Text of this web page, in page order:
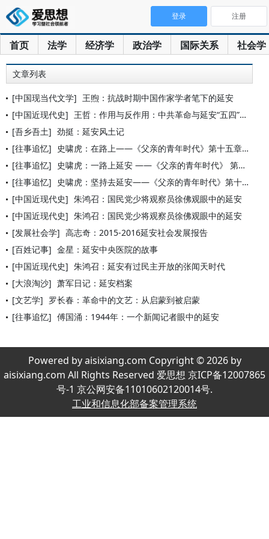
首页 法学 经济学 政治学 国际关系 社会学
登录 注册
文章列表
[中国现当代文学] 王煦：抗战时期中国作家学者笔下的延安
[中国近现代史] 王哲：作用与反作用：中共革命与延安“五四”纪念(1938—1
[吾乡吾土] 劲挺：延安风土记
[往事追忆]
史啸虎：在路上——《父亲的青年时代》第十五章，大结局
[往事追忆]
史啸虎：一路上延安 ——《父亲的青年时代》 第十四章
[往事追忆]
史啸虎：坚持去延安——《父亲的青年时代》第十二章
[中国近现代史] 朱鸿召：国民党少将观察员徐佛观眼中的延安
[中国近现代史] 朱鸿召：国民党少将观察员徐佛观眼中的延安
[发展社会学] 高志奇：2015-2016延安社会发展报告
[百姓记事] 金星：延安中央医院的故事
[中国近现代史] 朱鸿召：延安有过民主开放的张闻天时代
[大浪淘沙] 萧军日记：延安档案
[文艺学] 罗长春：革命中的文艺：从启蒙到被启蒙
[往事追忆] 傅国涌：1944年：一个新闻记者眼中的延安
Powered by aisixiang.com Copyright © 2026 by
aisixiang.com All Rights Reserved 爱思想 京ICP备12007865
号-1 京公网安备11010602120014号.
工业和信息化部备案管理系统